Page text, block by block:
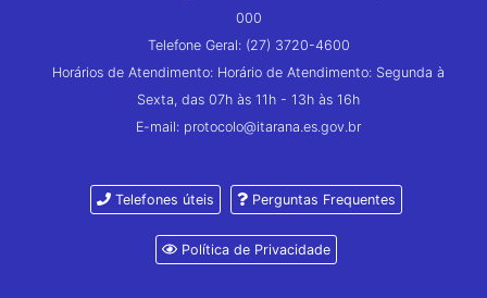
000
Telefone Geral: (27) 3720-4600
Horários de Atendimento: Horário de Atendimento: Segunda à
Sexta, das 07h às 11h - 13h às 16h
E-mail: protocolo@itarana.es.gov.br
Telefones úteis Perguntas Frequentes
Política de Privacidade